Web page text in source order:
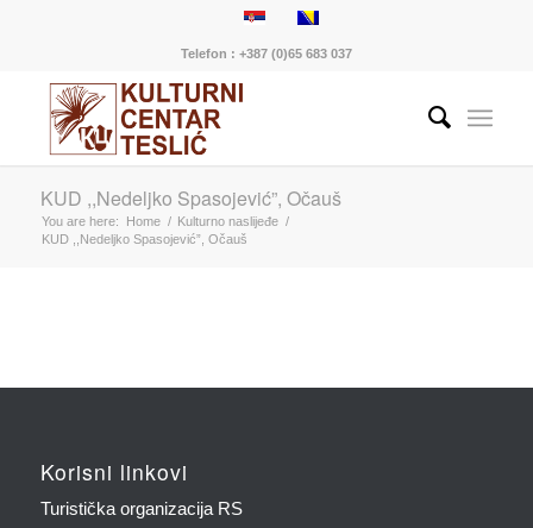
Telefon : +387 (0)65 683 037
KUD ,,Nedeljko Spasojević”, Očauš
You are here: Home / Kulturno naslijeđe /
KUD ,,Nedeljko Spasojević”, Očauš
Korisni linkovi
Turistička organizacija RS